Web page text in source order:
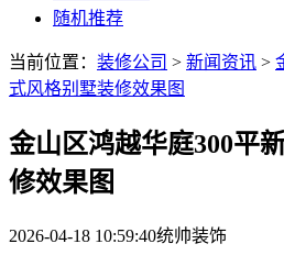
随机推荐
当前位置： 装修公司 > 新闻资讯 >
式风格别墅装修效果图
金山区鸿越华庭300平
修效果图
2026-04-18 10:59:40统帅装饰